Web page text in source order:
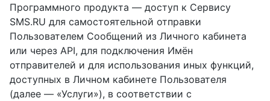
Программного продукта — доступ к Сервису
SMS.RU для самостоятельной отправки
Пользователем Сообщений из Личного кабинета
или через API, для подключения Имён
отправителей и для использования иных функций,
доступных в Личном кабинете Пользователя
(далее — «Услуги»), в соответствии с